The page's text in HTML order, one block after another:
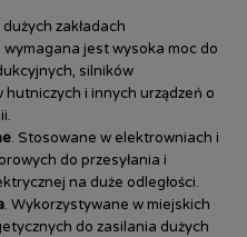
zakładach
wymagana jest wysoka moc do
silników
i innych urządzeń o
. Stosowane w elektrowniach i
do przesyłania i
na duże odległości.
. Wykorzystywane w miejskich
do zasilania dużych